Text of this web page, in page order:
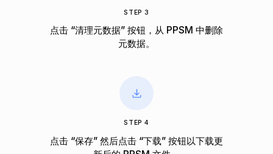
STEP 3
点击 “清理元数据” 按钮，从 PPSM 中删除
元数据。
STEP 4
点击 “保存” 然后点击 “下载” 按钮以下载更